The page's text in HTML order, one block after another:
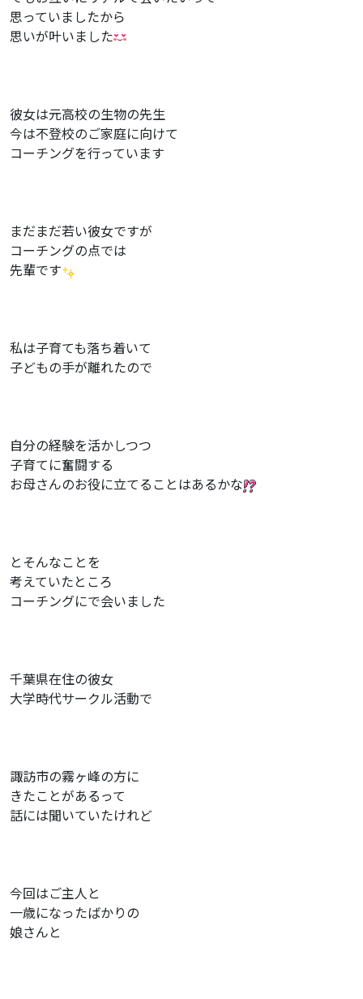
思っていましたから
思いが叶いました
彼女は元高校の生物の先生
今は不登校のご家庭に向けて
コーチングを行っています
まだまだ若い彼女ですが
コーチングの点では
先輩です
私は子育ても落ち着いて
子どもの手が離れたので
自分の経験を活かしつつ
子育てに奮闘する
お母さんのお役に立てることはあるかな
とそんなことを
考えていたところ
コーチングにで会いました
千葉県在住の彼女
大学時代サークル活動で
諏訪市の霧ヶ峰の方に
きたことがあるって
話には聞いていたけれど
今回はご主人と
一歳になったばかりの
娘さんと